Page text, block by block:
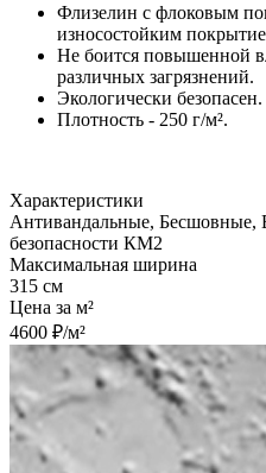
Флизелин с флоковым
износостойким
Не боится повышенной
различных загрязнений.
Экологически безопасен.
Плотность - 250 г/м².
Характеристики
Антивандальные, Бесшовные,
безопасности КМ2
Максимальная ширина
315 см
Цена за м²
4600 ₽/м²